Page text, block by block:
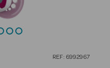
REF: 6992967